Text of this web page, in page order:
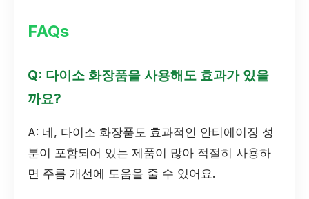
FAQs
Q: 다이소 화장품을 사용해도 효과가 있을
까요?
A: 네, 다이소 화장품도 효과적인 안티에이징 성
분이 포함되어 있는 제품이 많아 적절히 사용하
면 주름 개선에 도움을 줄 수 있어요.